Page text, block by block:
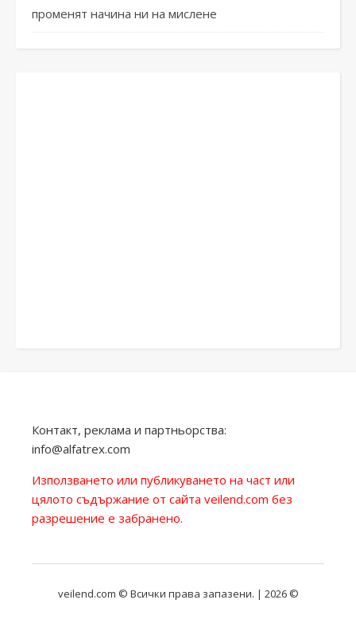
променят начина ни на мислене
Контакт, реклама и партньорства:
info@alfatrex.com
Използването или публикуването на част или
цялото съдържание от сайта veilend.com без
разрешение е забранено.
veilend.com © Всички права запазени. | 2026 ©